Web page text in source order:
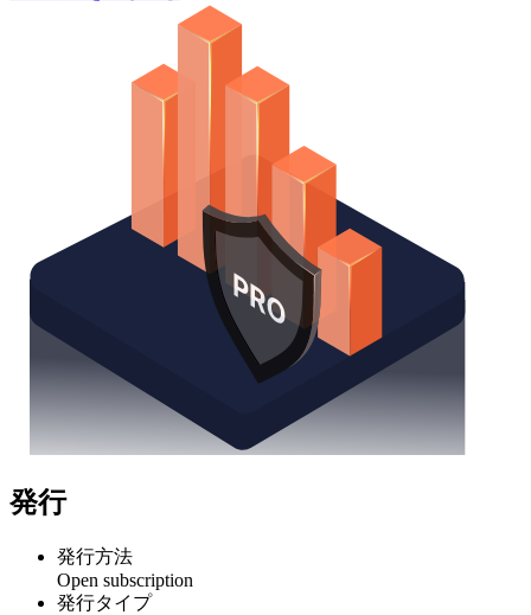
発行
発行方法
Open subscription
発行タイプ